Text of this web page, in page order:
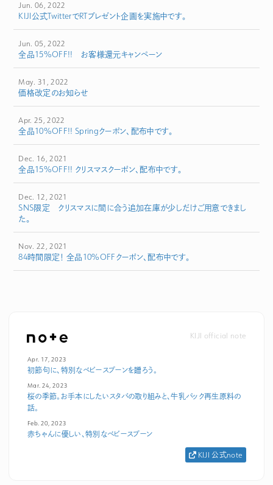
Jun. 06, 2022
KIJI公式TwitterでRTプレゼント企画を実施中です。
Jun. 05, 2022
全品15%OFF!! お客様還元キャンペーン
May. 31, 2022
価格改定のお知らせ
Apr. 25, 2022
全品10%OFF!! Springクーポン、配布中です。
Dec. 16, 2021
全品15%OFF!! クリスマスクーポン、配布中です。
Dec. 12, 2021
SNS限定 クリスマスに間に合う追加在庫が少しだけご用意できまし
た。
Nov. 22, 2021
84時間限定！ 全品10%OFFクーポン、配布中です。
KIJI official note
Apr. 17, 2023
初節句に、特別なベビースプーンを贈ろう。
Mar. 24, 2023
桜の季節。お手本にしたいスタバの取り組みと、牛乳パック再生原料の
話。
Feb. 20, 2023
赤ちゃんに優しい、特別なベビースプーン
KIJI 公式note